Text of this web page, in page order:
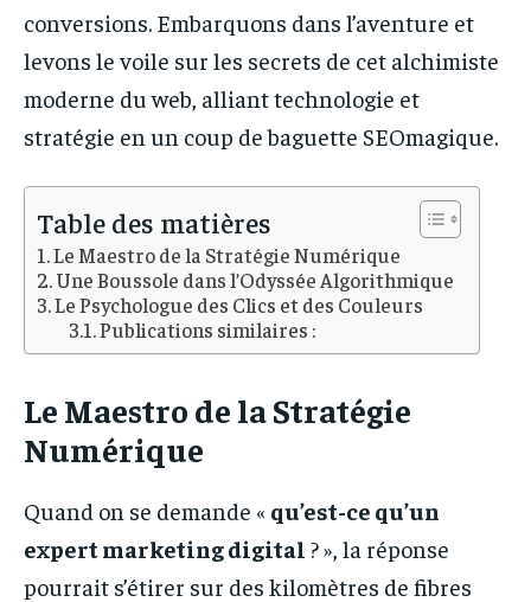
conversions. Embarquons dans l’aventure et
levons le voile sur les secrets de cet alchimiste
moderne du web, alliant technologie et
stratégie en un coup de baguette SEOmagique.
Table des matières
Le Maestro de la Stratégie Numérique
Une Boussole dans l’Odyssée Algorithmique
Le Psychologue des Clics et des Couleurs
Publications similaires :
Le Maestro de la Stratégie
Numérique
Quand on se demande « qu’est-ce qu’un
expert marketing digital ? », la réponse
pourrait s’étirer sur des kilomètres de fibres